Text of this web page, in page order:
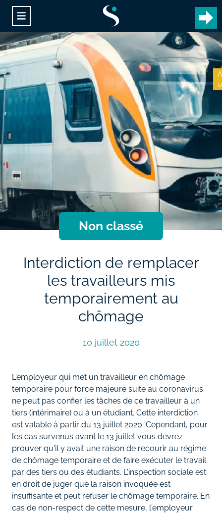
Non classé
Interdiction de remplacer
les travailleurs mis
temporairement au
chômage
10 juillet 2020
L'employeur qui met un travailleur en chômage
temporaire pour force majeure suite au coronavirus
ne peut pas confier les tâches de ce travailleur à un
tiers (intérimaire) ou à un étudiant. Cette interdiction
est valable à partir du 13 juillet 2020. Cependant, pour
les cas survenus avant le 13 juillet vous devrez
prouver qu'il y avait une raison de recourir au régime
de chômage temporaire et de faire exécuter le travail
par des tiers ou des étudiants. L'inspection sociale est
en droit de juger que la raison invoquée est
insuffisante et peut refuser le chômage temporaire. En
cas de non-respect de cette mesure, l'employeur